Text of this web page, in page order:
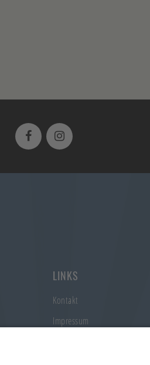
LINKS
Kontakt
Impressum